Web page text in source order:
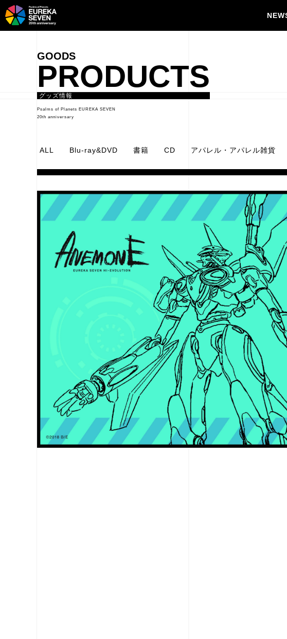
PRODUCTS
グッズ情報
Psalms of Planets EUREKA SEVEN
20th anniversary
ALL Blu-ray&DVD 書籍 CD アパレル・アパレル雑貨